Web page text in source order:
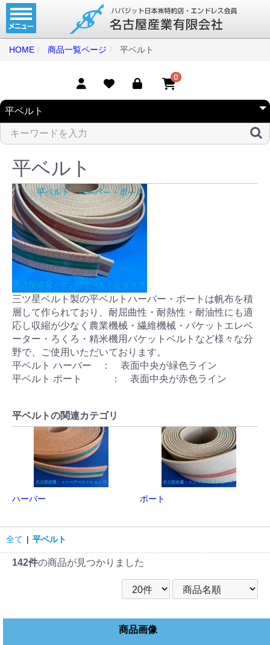
ホーム
コンベアベルト
メカファースト
現地エンドレス
取扱商品一覧
コンベアベルトショップ
会社案内
無料お見積り
HOME 商品一覧ページ 平ベルト
0
平ベルト
三ツ星ベルト製の平ベルトハーバー・ポートは帆布を積
層して作られており、耐屈曲性・耐熱性・耐油性にも適
応し収縮が少なく農業機械・繊維機械・バケットエレベ
ーター・ろくろ・精米機用バケットベルトなど様々な分
野で、ご使用いただいております。
平ベルト ハーバー ： 表面中央が緑色ライン
平ベルト ポート ： 表面中央が赤色ライン
平ベルトの関連カテゴリ
ハーバー ポート
全て | 平ベルト
142件の商品が見つかりました
商品画像